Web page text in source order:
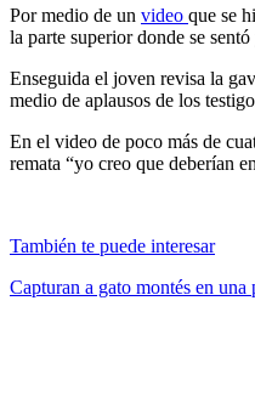
Por medio de un video que se
la parte superior donde se
Enseguida el joven revisa la
medio de aplausos de los
En el video de poco más de
remata “yo creo que deberían
También te puede interesar
Capturan a gato montés en